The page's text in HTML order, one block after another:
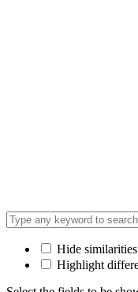
Hide similarities
Highlight